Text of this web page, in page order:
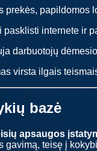
prekės, papildomos
internete ir
darbuotojų
virsta ilgais
bazė
apsaugos
teisę į